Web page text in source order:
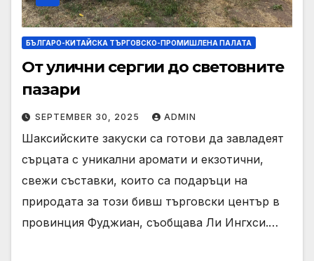
БЪЛГАРО-КИТАЙСКА ТЪРГОВСКО-ПРОМИШЛЕНА ПАЛАТА
От улични сергии до световните
пазари
SEPTEMBER 30, 2025 ADMIN
Шаксийските закуски са готови да завладеят
сърцата с уникални аромати и екзотични,
свежи съставки, които са подаръци на
природата за този бивш търговски център в
провинция Фуджиан, съобщава Ли Ингхси.…